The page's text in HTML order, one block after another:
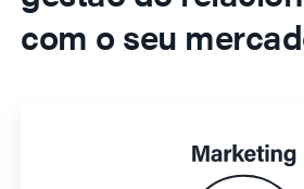
com o seu